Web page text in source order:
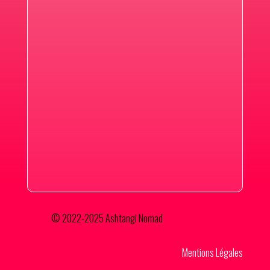
© 2022-2025 Ashtangi Nomad
Mentions Légales